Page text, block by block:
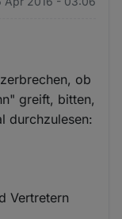
ob
greift, bitten,
durchzulesen:
Vertretern